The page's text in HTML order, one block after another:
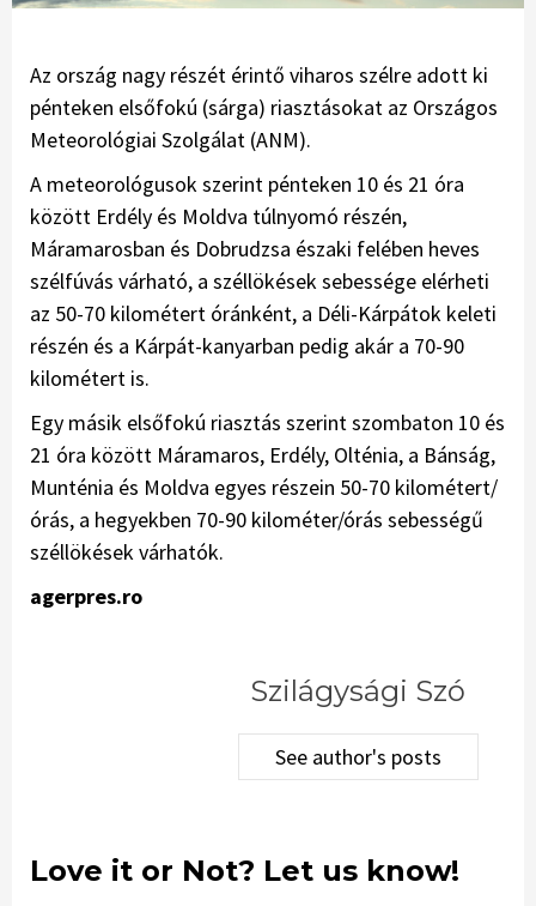
Az ország nagy részét érintő viharos szélre adott ki
pénteken elsőfokú (sárga) riasztásokat az Országos
Meteorológiai Szolgálat (ANM).
A meteorológusok szerint pénteken 10 és 21 óra
között Erdély és Moldva túlnyomó részén,
Máramarosban és Dobrudzsa északi felében heves
szélfúvás várható, a széllökések sebessége elérheti
az 50-70 kilométert óránként, a Déli-Kárpátok keleti
részén és a Kárpát-kanyarban pedig akár a 70-90
kilométert is.
Egy másik elsőfokú riasztás szerint szombaton 10 és
21 óra között Máramaros, Erdély, Olténia, a Bánság,
Munténia és Moldva egyes részein 50-70 kilométert/
órás, a hegyekben 70-90 kilométer/órás sebességű
széllökések várhatók.
agerpres.ro
Szilágysági Szó
See author's posts
Love it or Not? Let us know!